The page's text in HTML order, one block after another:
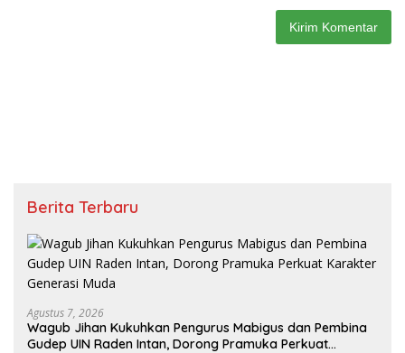
Berita Terbaru
Agustus 7, 2026
Wagub Jihan Kukuhkan Pengurus Mabigus dan Pembina
Gudep UIN Raden Intan, Dorong Pramuka Perkuat